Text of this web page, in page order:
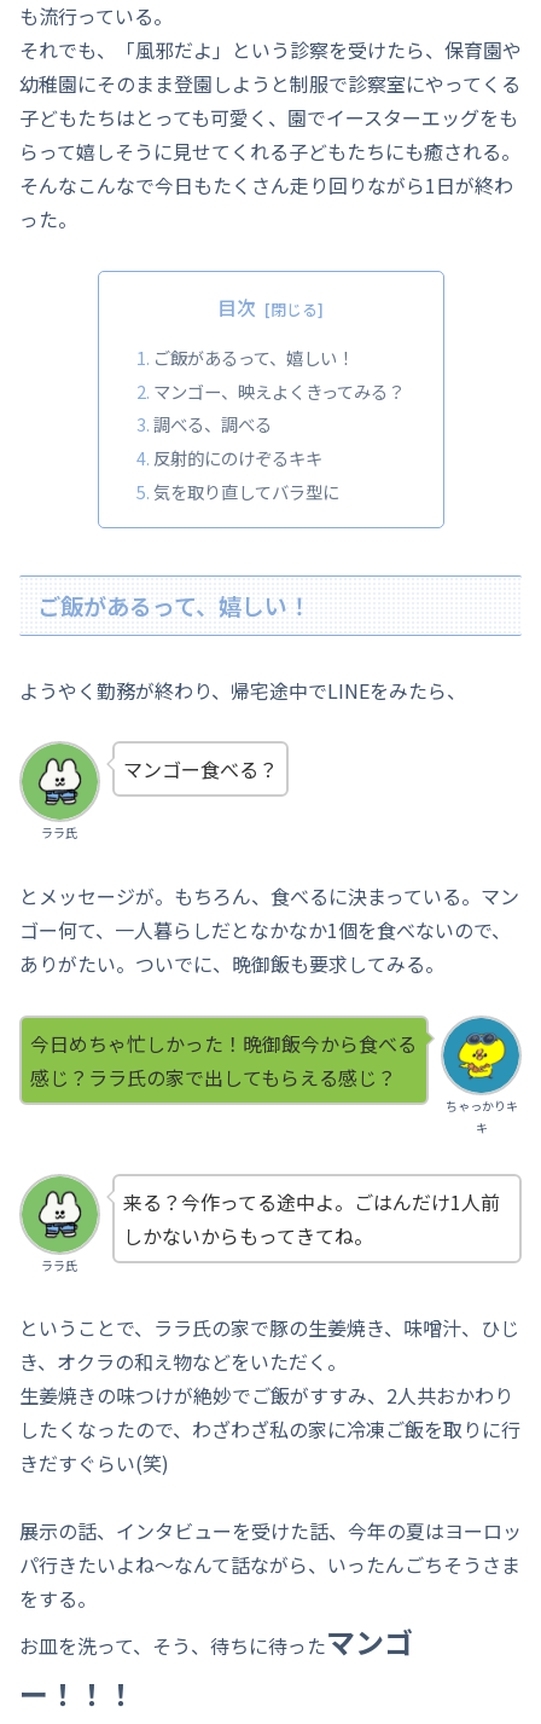
も流行っている。
それでも、「風邪だよ」という診察を受けたら、保育園や
幼稚園にそのまま登園しようと制服で診察室にやってくる
子どもたちはとっても可愛く、園でイースターエッグをも
らって嬉しそうに見せてくれる子どもたちにも癒される。
そんなこんなで今日もたくさん走り回りながら1日が終わ
った。
目次
ご飯があるって、嬉しい！
マンゴー、映えよくきってみる？
調べる、調べる
反射的にのけぞるキキ
気を取り直してバラ型に
ご飯があるって、嬉しい！
ようやく勤務が終わり、帰宅途中でLINEをみたら、
ララ氏
マンゴー食べる？
とメッセージが。もちろん、食べるに決まっている。マン
ゴー何て、一人暮らしだとなかなか1個を食べないので、
ありがたい。ついでに、晩御飯も要求してみる。
ちゃっかりキ
キ
今日めちゃ忙しかった！晩御飯今から食べる
感じ？ララ氏の家で出してもらえる感じ？
ララ氏
来る？今作ってる途中よ。ごはんだけ1人前
しかないからもってきてね。
ということで、ララ氏の家で豚の生姜焼き、味噌汁、ひじ
き、オクラの和え物などをいただく。
生姜焼きの味つけが絶妙でご飯がすすみ、2人共おかわり
したくなったので、わざわざ私の家に冷凍ご飯を取りに行
きだすぐらい(笑)
展示の話、インタビューを受けた話、今年の夏はヨーロッ
パ行きたいよね～なんて話ながら、いったんごちそうさま
をする。
お皿を洗って、そう、待ちに待ったマンゴ
ー ！！！